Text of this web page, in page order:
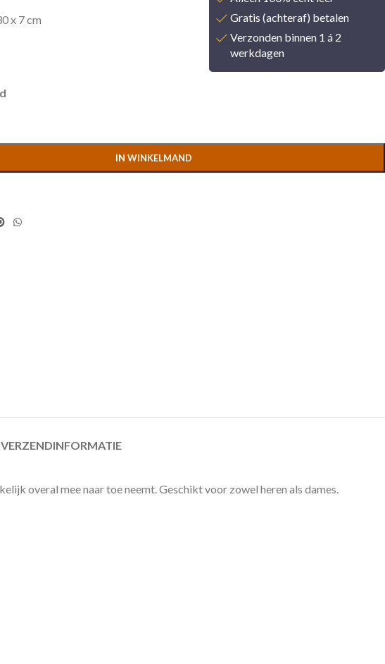
x 7 cm
Gratis (achteraf) betalen
Verzonden binnen 1 á 2
werkdagen
IN WINKELMAND
VERZENDINFORMATIE
overal mee naar toe neemt. Geschikt voor zowel heren als dames.